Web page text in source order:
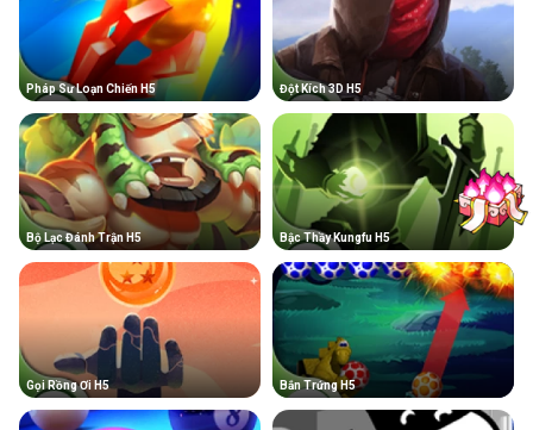
Pháp Sư Loạn Chiến H5 Đột Kích 3D H5
Bộ Lạc Đánh Trận H5 Bậc Thầy Kungfu H5
Gọi Rồng Ơi H5 Bắn Trứng H5